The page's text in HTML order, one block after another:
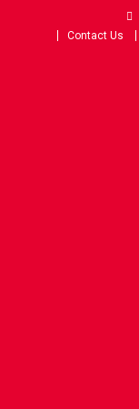
Contact Us